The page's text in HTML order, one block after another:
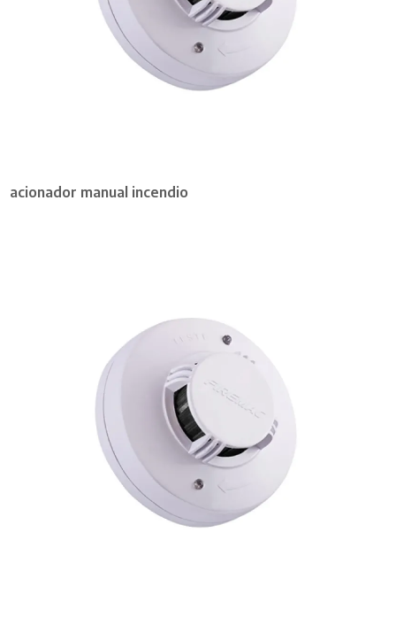
acionador manual incendio